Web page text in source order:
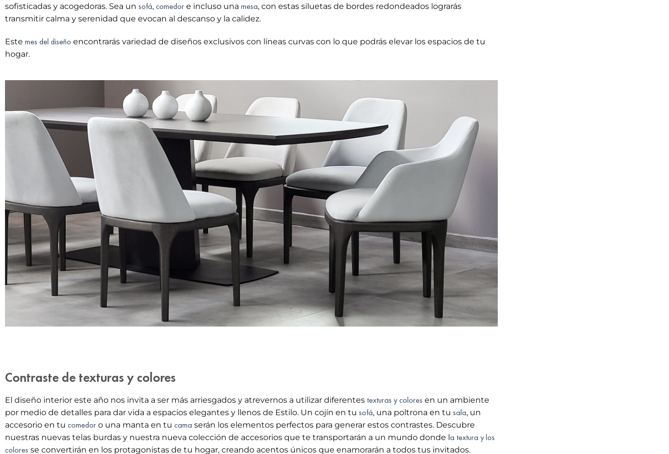
sofisticadas y acogedoras. Sea un sofá, comedor e incluso una mesa, con estas siluetas de bordes redondeados lograrás
transmitir calma y serenidad que evocan al descanso y la calidez.
Este mes del diseño encontrarás variedad de diseños exclusivos con líneas curvas con lo que podrás elevar los espacios de tu
hogar.
Contraste de texturas y colores
El diseño interior este año nos invita a ser más arriesgados y atrevernos a utilizar diferentes texturas y colores en un ambiente
por medio de detalles para dar vida a espacios elegantes y llenos de Estilo. Un cojín en tu sofá, una poltrona en tu sala, un
accesorio en tu comedor o una manta en tu cama serán los elementos perfectos para generar estos contrastes. Descubre
nuestras nuevas telas burdas y nuestra nueva colección de accesorios que te transportarán a un mundo donde l a textura y los
colores se convertirán en los protagonistas de tu hogar, creando acentos únicos que enamorarán a todos tus invitados.